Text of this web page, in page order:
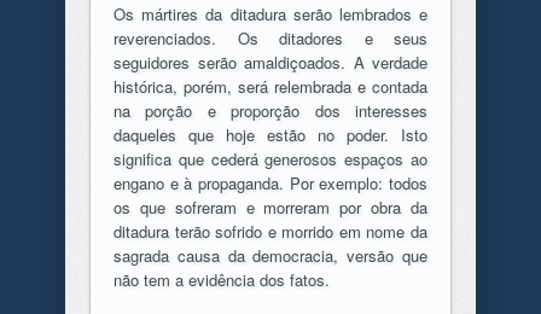
Os mártires da ditadura serão lembrados e
reverenciados. Os ditadores e seus
seguidores serão amaldiçoados. A verdade
histórica, porém, será relembrada e contada
na porção e proporção dos interesses
daqueles que hoje estão no poder. Isto
significa que cederá generosos espaços ao
engano e à propaganda. Por exemplo: todos
os que sofreram e morreram por obra da
ditadura terão sofrido e morrido em nome da
sagrada causa da democracia, versão que
não tem a evidência dos fatos.